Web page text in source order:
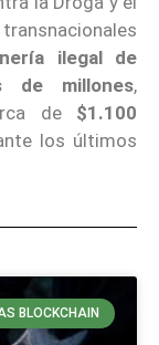
ilegal de
de millones,
de $1.100
los últimos
BLOCKCHAIN